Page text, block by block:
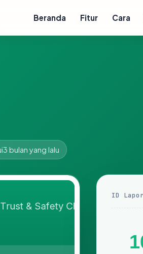
Beranda Fitur Cara
3 bulan yang lalu
ID